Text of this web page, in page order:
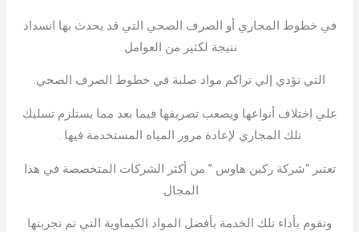
في خطوط المجاري أو الصرف الصحي التي قد يحدث بها انسداد
نتيجة لكثير من العوامل.
التي تؤدي إلي تراكم مواد صلبة في خطوط الصرف الصحي.
علي اختلاف أنواعها ويصعب تصريفها فيما بعد مما يستلزم تسليك
تلك المجاري لإعادة مرور المياه المستخدمة فيها .
تعتبر “شركة ركين هاوس ” من أكثر الشركات المتخصصة في هذا
المجال.
وتقوم بأداء تلك الخدمة بأفضل المواد الكيماوية التي تم تجربتها